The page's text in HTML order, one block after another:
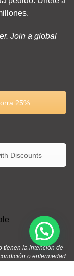
Join a global
25%
Discounts
tienen la intención de
o enfermedad